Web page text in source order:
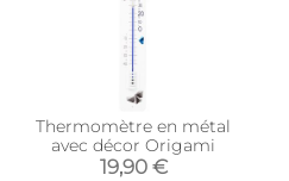
Thermomètre en métal
avec décor Origami
19,90 €